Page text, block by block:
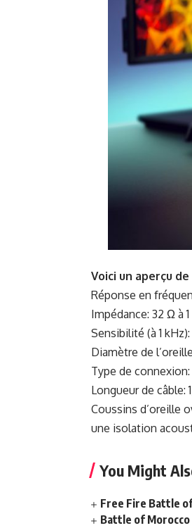
Voici un aperçu
Réponse en
Impédance: 32 Ω à
Sensibilité (à 1 kHz):
Diamètre de
Type de
Longueur de câble:
Coussins d’oreille
une isolation
You Might
Free Fire Battle
Battle of